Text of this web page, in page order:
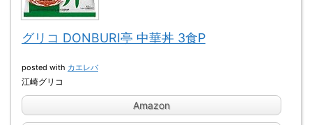
グリコ DONBURI亭 中華丼 3食P
posted with カエレバ
江崎グリコ
Amazon